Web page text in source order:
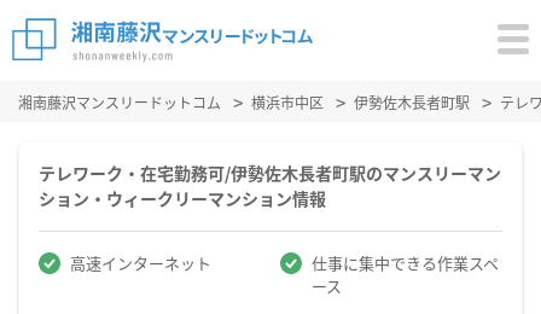
湘南藤沢マンスリードットコム 横浜市中区 伊勢佐木長者町駅 テレ
テレワーク・在宅勤務可/伊勢佐木長者町駅のマンスリーマン
ション・ウィークリーマンション情報
高速インターネット
仕事に集中できる作業スペ
ース